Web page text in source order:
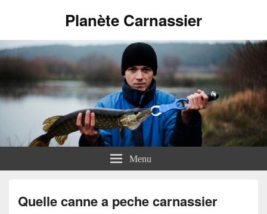
Planète Carnassier
Menu
Quelle canne a peche carnassier